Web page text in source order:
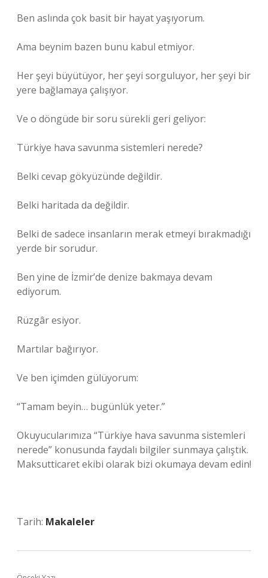
Ben aslında çok basit bir hayat yaşıyorum.
Ama beynim bazen bunu kabul etmiyor.
Her şeyi büyütüyor, her şeyi sorguluyor, her şeyi bir
yere bağlamaya çalışıyor.
Ve o döngüde bir soru sürekli geri geliyor:
Türkiye hava savunma sistemleri nerede?
Belki cevap gökyüzünde değildir.
Belki haritada da değildir.
Belki de sadece insanların merak etmeyi bırakmadığı
yerde bir sorudur.
Ben yine de İzmir’de denize bakmaya devam
ediyorum.
Rüzgâr esiyor.
Martılar bağırıyor.
Ve ben içimden gülüyorum:
“Tamam beyin… bugünlük yeter.”
Okuyucularımıza “Türkiye hava savunma sistemleri
nerede” konusunda faydalı bilgiler sunmaya çalıştık.
Maksutticaret ekibi olarak bizi okumaya devam edin!
Tarih: Makaleler